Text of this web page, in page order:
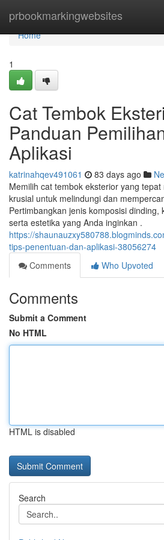
prbookmarkingwebsites
Home
Home
1
Cat Tembok
Panduan
Aplikasi
katrinahqev491061 83 days ago
Memilih cat tembok eksterior yang
krusial untuk melindungi dan
Pertimbangkan jenis komposisi dinding,
serta estetika yang Anda inginkan .
https://
tips-penentuan-dan-aplikasi-38056274
Comments
Who Upvoted
Comments
Submit a Comment
No HTML
HTML is disabled
Search